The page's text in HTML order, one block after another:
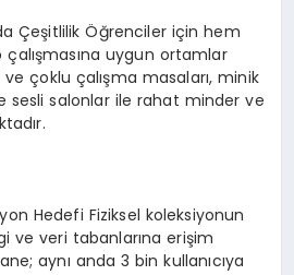
Çeşitlilik Öğrenciler için hem
uygun ortamlar
çoklu çalışma masaları, minik
sesli salonlar ile rahat minder ve
Hedefi Fiziksel koleksiyonun
ve veri tabanlarına erişim
aynı anda 3 bin kullanıcıya